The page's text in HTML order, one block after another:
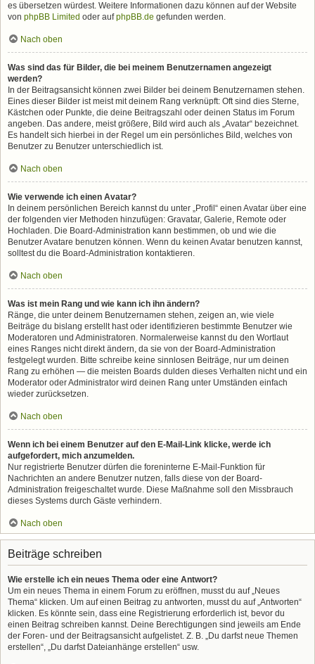
es übersetzen würdest. Weitere Informationen dazu können auf der Website
von phpBB Limited oder aufphpBB.de gefunden werden.
Nach oben
Was sind das für Bilder, die bei meinem Benutzernamen angezeigt
werden?
In der Beitragsansicht können zwei Bilder bei deinem Benutzernamen stehen.
Eines dieser Bilder ist meist mit deinem Rang verknüpft: Oft sind dies Sterne,
Kästchen oder Punkte, die deine Beitragszahl oder deinen Status im Forum
angeben. Das andere, meist größere, Bild wird auch als „Avatar“ bezeichnet.
Es handelt sich hierbei in der Regel um ein persönliches Bild, welches von
Benutzer zu Benutzer unterschiedlich ist.
Nach oben
Wie verwende ich einen Avatar?
In deinem persönlichen Bereich kannst du unter „Profil“ einen Avatar über eine
der folgenden vier Methoden hinzufügen: Gravatar, Galerie, Remote oder
Hochladen. Die Board-Administration kann bestimmen, ob und wie die
Benutzer Avatare benutzen können. Wenn du keinen Avatar benutzen kannst,
solltest du die Board-Administration kontaktieren.
Nach oben
Was ist mein Rang und wie kann ich ihn ändern?
Ränge, die unter deinem Benutzernamen stehen, zeigen an, wie viele
Beiträge du bislang erstellt hast oder identifizieren bestimmte Benutzer wie
Moderatoren und Administratoren. Normalerweise kannst du den Wortlaut
eines Ranges nicht direkt ändern, da sie von der Board-Administration
festgelegt wurden. Bitte schreibe keine sinnlosen Beiträge, nur um deinen
Rang zu erhöhen — die meisten Boards dulden dieses Verhalten nicht und ein
Moderator oder Administrator wird deinen Rang unter Umständen einfach
wieder zurücksetzen.
Nach oben
Wenn ich bei einem Benutzer auf den E-Mail-Link klicke, werde ich
aufgefordert, mich anzumelden.
Nur registrierte Benutzer dürfen die foreninterne E-Mail-Funktion für
Nachrichten an andere Benutzer nutzen, falls diese von der Board-
Administration freigeschaltet wurde. Diese Maßnahme soll den Missbrauch
dieses Systems durch Gäste verhindern.
Nach oben
Beiträge schreiben
Wie erstelle ich ein neues Thema oder eine Antwort?
Um ein neues Thema in einem Forum zu eröffnen, musst du auf „Neues
Thema“ klicken. Um auf einen Beitrag zu antworten, musst du auf „Antworten“
klicken. Es könnte sein, dass eine Registrierung erforderlich ist, bevor du
einen Beitrag schreiben kannst. Deine Berechtigungen sind jeweils am Ende
der Foren- und der Beitragsansicht aufgelistet. Z. B. „Du darfst neue Themen
erstellen“, „Du darfst Dateianhänge erstellen“ usw.